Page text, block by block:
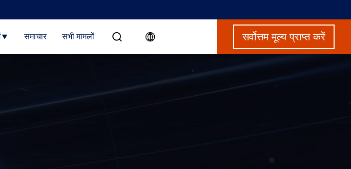
समाचार सभी मामलों सर्वोत्तम मूल्य प्राप्त करें